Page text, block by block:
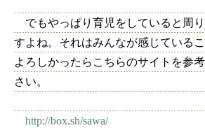
でもやっぱり育児をしていると周
すよね。それはみんなが感じているこ
よろしかったらこちらのサイトを参
さい。
http://box.sh/sawa/